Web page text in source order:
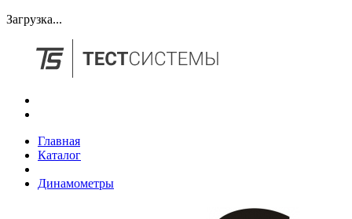
Загрузка...
Главная
Каталог
Динамометры